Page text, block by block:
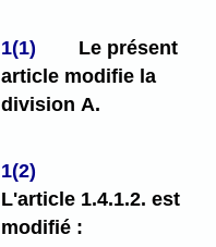
1(1)
Le présent
article modifie la
division A.
1(2)
L'article 1.4.1.2. est
modifié :